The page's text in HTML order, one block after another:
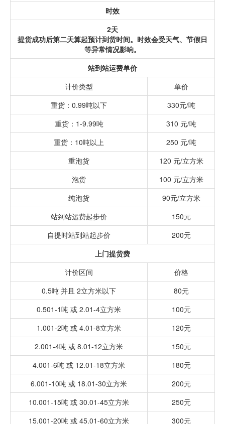
时效
2天
提货成功后第二天算起预计到货时间。时效会受天气、节假日
等异常情况影响。
站到站运费单价
计价类型
单价
重货：0.99吨以下
330元/吨
重货：1-9.99吨
310 元/吨
重货：10吨以上
250 元/吨
重泡货
120 元/立方米
泡货
100 元/立方米
纯泡货
90元/立方米
站到站运费起步价
150元
自提时站到站起步价
200元
上门提货费
计价区间
价格
0.5吨 并且 2立方米以下
80元
0.501-1吨 或 2.01-4立方米
100元
1.001-2吨 或 4.01-8立方米
120元
2.001-4吨 或 8.01-12立方米
150元
4.001-6吨 或 12.01-18立方米
180元
6.001-10吨 或 18.01-30立方米
200元
10.001-15吨 或 30.01-45立方米
250元
15.001-20吨 或 45.01-60立方米
300元